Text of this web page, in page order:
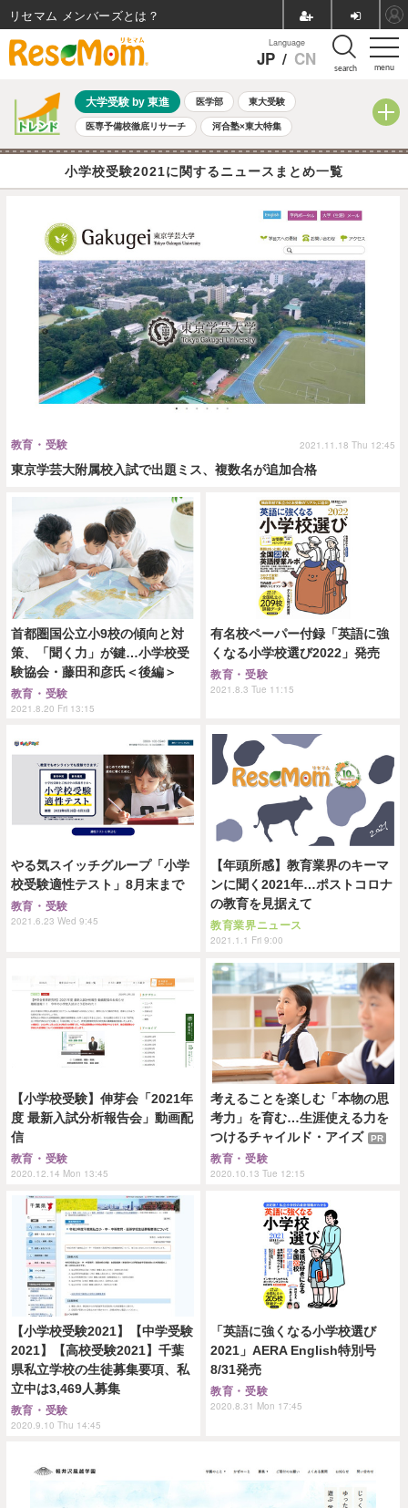
menu
Language
JP / CN search
大学受験 by 東進 医学部 東大受験
医専予備校徹底リサーチ 河合塾×東大特集
親子で考える大学選び 高校受験 中学受験 小学校受験
共通テスト 夏休み 8月開催学校説明会・相談会
自由研究教材（小学生向け） 自由研究教材（中学生向け） ランキング
小学校受験2021に関するニュースまとめ一覧
東京学芸大附属校入試で出題ミス、複数名が追加合格
教育・受験 2021.11.18 Thu 12:45
首都圏国公立小9校の傾向と対
策、「聞く力」が鍵…小学校受
験協会・藤田和彦氏＜後編＞
教育・受験
2021.8.20 Fri 13:15
有名校ペーパー付録「英語に強
くなる小学校選び2022」発売
教育・受験
2021.8.3 Tue 11:15
やる気スイッチグループ「小学
校受験適性テスト」8月末まで
教育・受験
2021.6.23 Wed 9:45
【年頭所感】教育業界のキーマ
ンに聞く2021年…ポストコロナ
の教育を見据えて
教育業界ニュース
2021.1.1 Fri 9:00
【小学校受験】伸芽会「2021年
度 最新入試分析報告会」動画配
信
教育・受験
2020.12.14 Mon 13:45
考えることを楽しむ「本物の思
考力」を育む…生涯使える力を
つけるチャイルド・アイズ
PR
教育・受験
2020.10.13 Tue 12:15
【小学校受験2021】【中学受験
2021】【高校受験2021】千葉
県私立学校の生徒募集要項、私
立中は3,469人募集
教育・受験
2020.9.10 Thu 14:45
「英語に強くなる小学校選び
2021」AERA English特別号
8/31発売
教育・受験
2020.8.31 Mon 17:45
リセマム メンバーズ